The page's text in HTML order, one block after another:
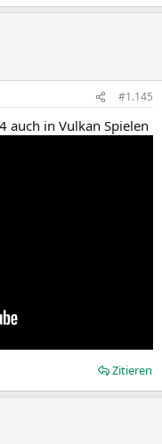
#1.145
auch in Vulkan Spielen
Zitieren